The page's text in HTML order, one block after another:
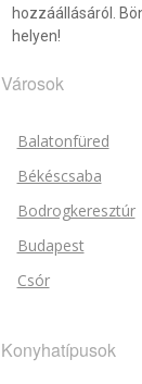
hozzáállásáról.
helyen!
Városok
Balatonfüred
Békéscsaba
Bodrogkeresztúr
Budapest
Csór
Konyhatípusok